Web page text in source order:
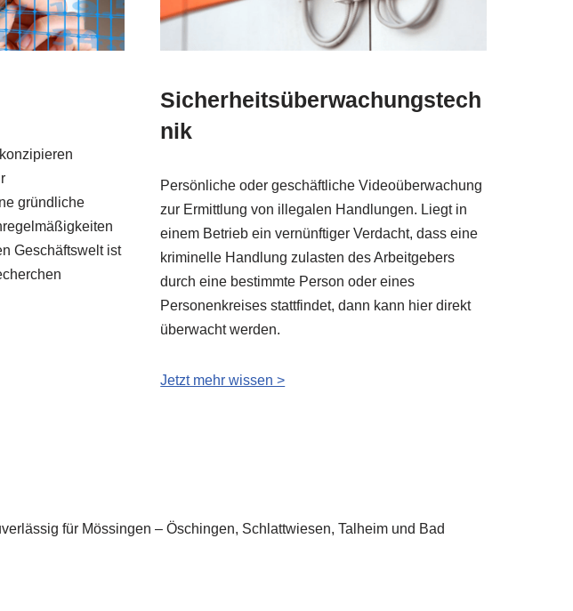
gründliche
Geschäftswelt ist
Sicherheitsüberwachungstech
nik
Persönliche oder geschäftliche Videoüberwachung
zur Ermittlung von illegalen Handlungen. Liegt in
einem Betrieb ein vernünftiger Verdacht, dass eine
kriminelle Handlung zulasten des Arbeitgebers
durch eine bestimmte Person oder eines
Personenkreises stattfindet, dann kann hier direkt
überwacht werden.
Jetzt mehr wissen >
für Mössingen – Öschingen, Schlattwiesen, Talheim und Bad